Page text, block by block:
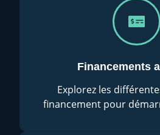
Financements
Explorez les
financement pour